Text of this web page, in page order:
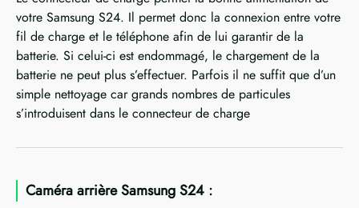
votre Samsung S24. Il permet donc la connexion entre votre
fil de charge et le téléphone afin de lui garantir de la
batterie. Si celui-ci est endommagé, le chargement de la
batterie ne peut plus s’effectuer. Parfois il ne suffit que d’un
simple nettoyage car grands nombres de particules
s’introduisent dans le connecteur de charge
Caméra arrière Samsung S24 :